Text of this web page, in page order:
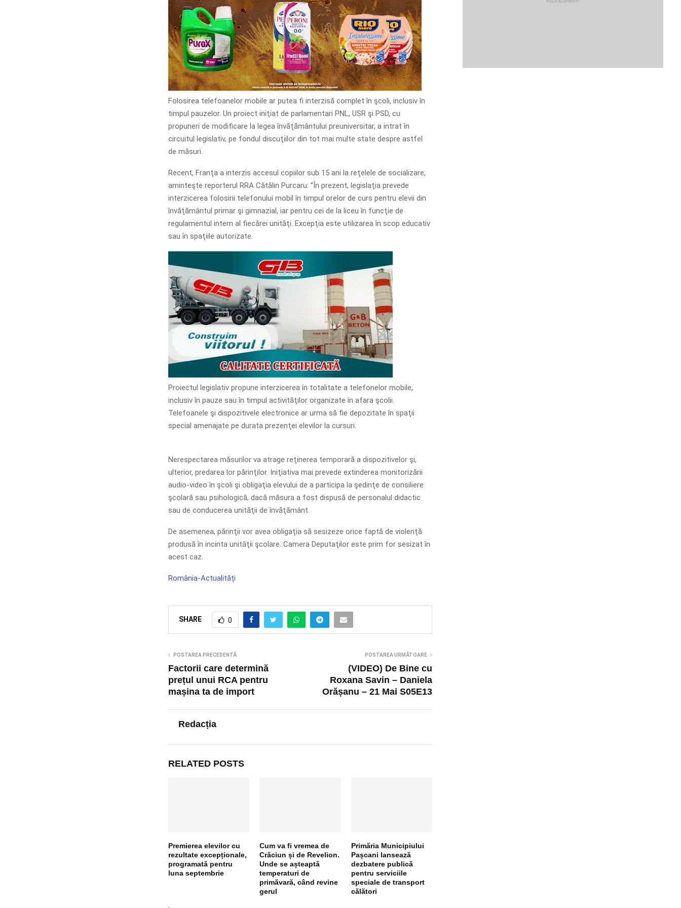
Folosirea telefoanelor mobile ar putea fi interzisă complet în şcoli, inclusiv în
timpul pauzelor. Un proiect iniţiat de parlamentari PNL, USR şi PSD, cu
propuneri de modificare la legea învăţământului preuniversitar, a intrat în
circuitul legislativ, pe fondul discuţiilor din tot mai multe state despre astfel
de măsuri.
Recent, Franţa a interzis accesul copiilor sub 15 ani la reţelele de socializare,
aminteşte reporterul RRA Cătălin Purcaru: ”În prezent, legislaţia prevede
interzicerea folosirii telefonului mobil în timpul orelor de curs pentru elevii din
învăţământul primar şi gimnazial, iar pentru cei de la liceu în funcţie de
regulamentul intern al fiecărei unităţi. Excepţia este utilizarea în scop educativ
sau în spaţiile autorizate.
Proiectul legislativ propune interzicerea în totalitate a telefonelor mobile,
inclusiv în pauze sau în timpul activităţilor organizate în afara şcolii.
Telefoanele şi dispozitivele electronice ar urma să fie depozitate în spaţii
special amenajate pe durata prezenţei elevilor la cursuri.
Nerespectarea măsurilor va atrage reţinerea temporară a dispozitivelor şi,
ulterior, predarea lor părinţilor. Iniţiativa mai prevede extinderea monitorizării
audio-video în şcoli şi obligaţia elevului de a participa la şedinţe de consiliere
şcolară sau psihologică, dacă măsura a fost dispusă de personalul didactic
sau de conducerea unităţii de învăţământ.
De asemenea, părinţii vor avea obligaţia să sesizeze orice faptă de violenţă
produsă în incinta unităţii şcolare. Camera Deputaţilor este prim for sesizat în
acest caz.
România-Actualități
SHARE 0
POSTAREA PRECEDENTĂ
Factorii care determină
prețul unui RCA pentru
mașina ta de import
POSTAREA URMĂTOARE
(VIDEO) De Bine cu
Roxana Savin – Daniela
Orășanu – 21 Mai S05E13
Redacția
RELATED POSTS
Premierea elevilor cu
rezultate excepționale,
programată pentru
luna septembrie
Cum va fi vremea de
Crăciun și de Revelion.
Unde se așteaptă
temperaturi de
primăvară, când revine
gerul
Primăria Municipiului
Pașcani lansează
dezbatere publică
pentru serviciile
speciale de transport
călători